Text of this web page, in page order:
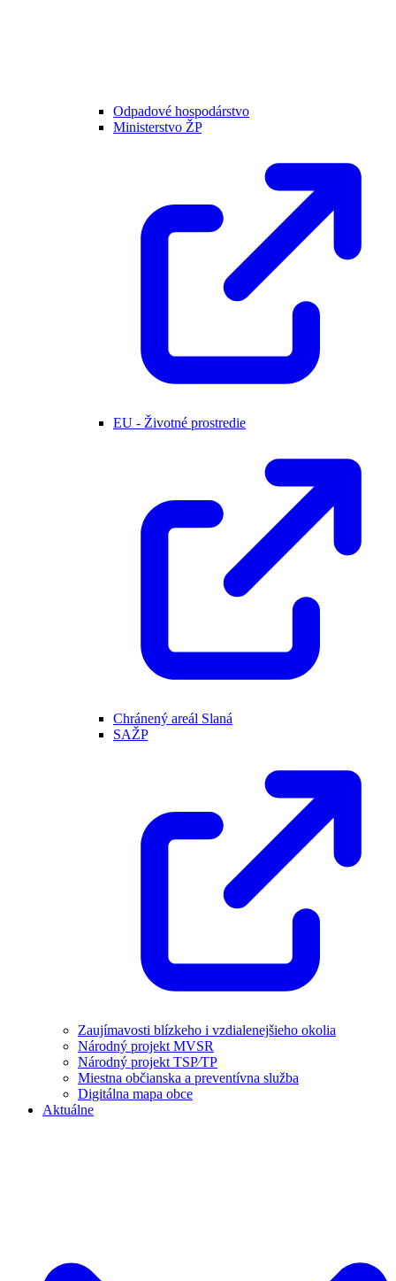
Odpadové hospodárstvo
Ministerstvo ŽP
EU - Životné prostredie
Chránený areál Slaná
SAŽP
Zaujímavosti blízkeho i vzdialenejšieho okolia
Národný projekt MVSR
Národný projekt TSP⁄TP
Miestna občianska a preventívna služba
Digitálna mapa obce
Aktuálne